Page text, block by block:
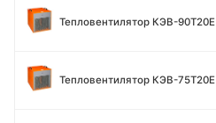
Тепловентилятор КЭВ-90Т20Е
Тепловентилятор КЭВ-75Т20Е